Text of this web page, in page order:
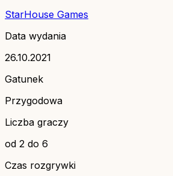
StarHouse Games
Data wydania
26.10.2021
Gatunek
Przygodowa
Liczba graczy
od 2 do 6
Czas rozgrywki